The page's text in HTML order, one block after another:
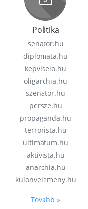
Politika
senator.hu
diplomata.hu
kepviselo.hu
oligarchia.hu
szenator.hu
persze.hu
propaganda.hu
terrorista.hu
ultimatum.hu
aktivista.hu
anarchia.hu
kulonvelemeny.hu
Tovább »